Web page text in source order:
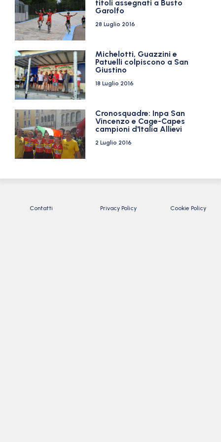
titoli assegnati a Busto
Garolfo
28 Luglio 2016
Michelotti, Guazzini e
Patuelli colpiscono a San
Giustino
18 Luglio 2016
Cronosquadre: Inpa San
Vincenzo e Cage-Capes
campioni d'Italia Allievi
2 Luglio 2016
Contatti Privacy Policy Cookie Policy